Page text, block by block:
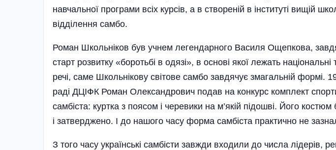
навчальної програми всіх курсів, а в створеній в інституті вищій
відділення самбо.
Роман Школьніков був учнем легендарного Василя Ощепкова,
старт розвитку «боротьбі в одязі», в основі якої лежать
речі, саме Школьні­кову світове самбо завдячує змагальній формі.
раді ДЦІФК Роман Олександрович подав на конкурс комплект
самбіста: куртка з поясом і черевики на м’якій підошві. Його
і затверджено. І до нашого часу форма самбіста практично не
З того часу українські самбісти завжди входили до числа лідерів,